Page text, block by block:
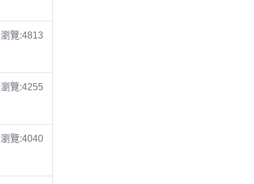
瀏覽:4813
瀏覽:4255
瀏覽:4040